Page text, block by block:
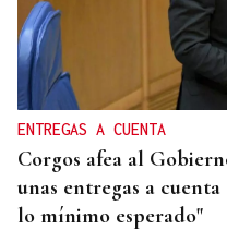
ENTREGAS A CUENTA
Corgos afea al
unas entregas a
lo mínimo esperado"